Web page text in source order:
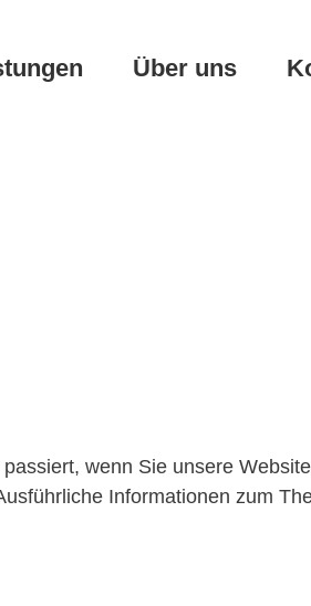
Über uns
wenn Sie unsere Website
Informationen zum